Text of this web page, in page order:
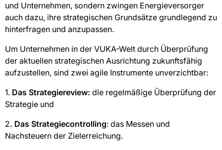
und Unternehmen, sondern zwingen Energieversorger
auch dazu, ihre strategischen Grundsätze grundlegend zu
hinterfragen und anzupassen.
Um Unternehmen in der VUKA-Welt durch Überprüfung
der aktuellen strategischen Ausrichtung zukunftsfähig
aufzustellen, sind zwei agile Instrumente unverzichtbar:
1. Das Strategiereview: die regelmäßige Überprüfung der
Strategie und
2. Das Strategiecontrolling: das Messen und
Nachsteuern der Zielerreichung.